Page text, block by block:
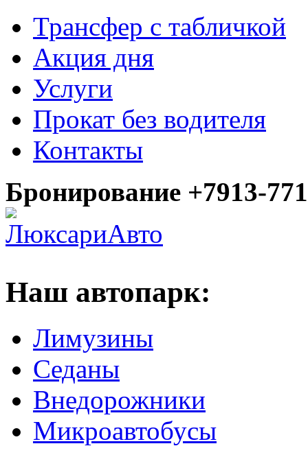
Трансфер с табличкой
Акция дня
Услуги
Прокат без водителя
Контакты
Бронирование +7913-
Наш автопарк:
Лимузины
Седаны
Внедорожники
Микроавтобусы